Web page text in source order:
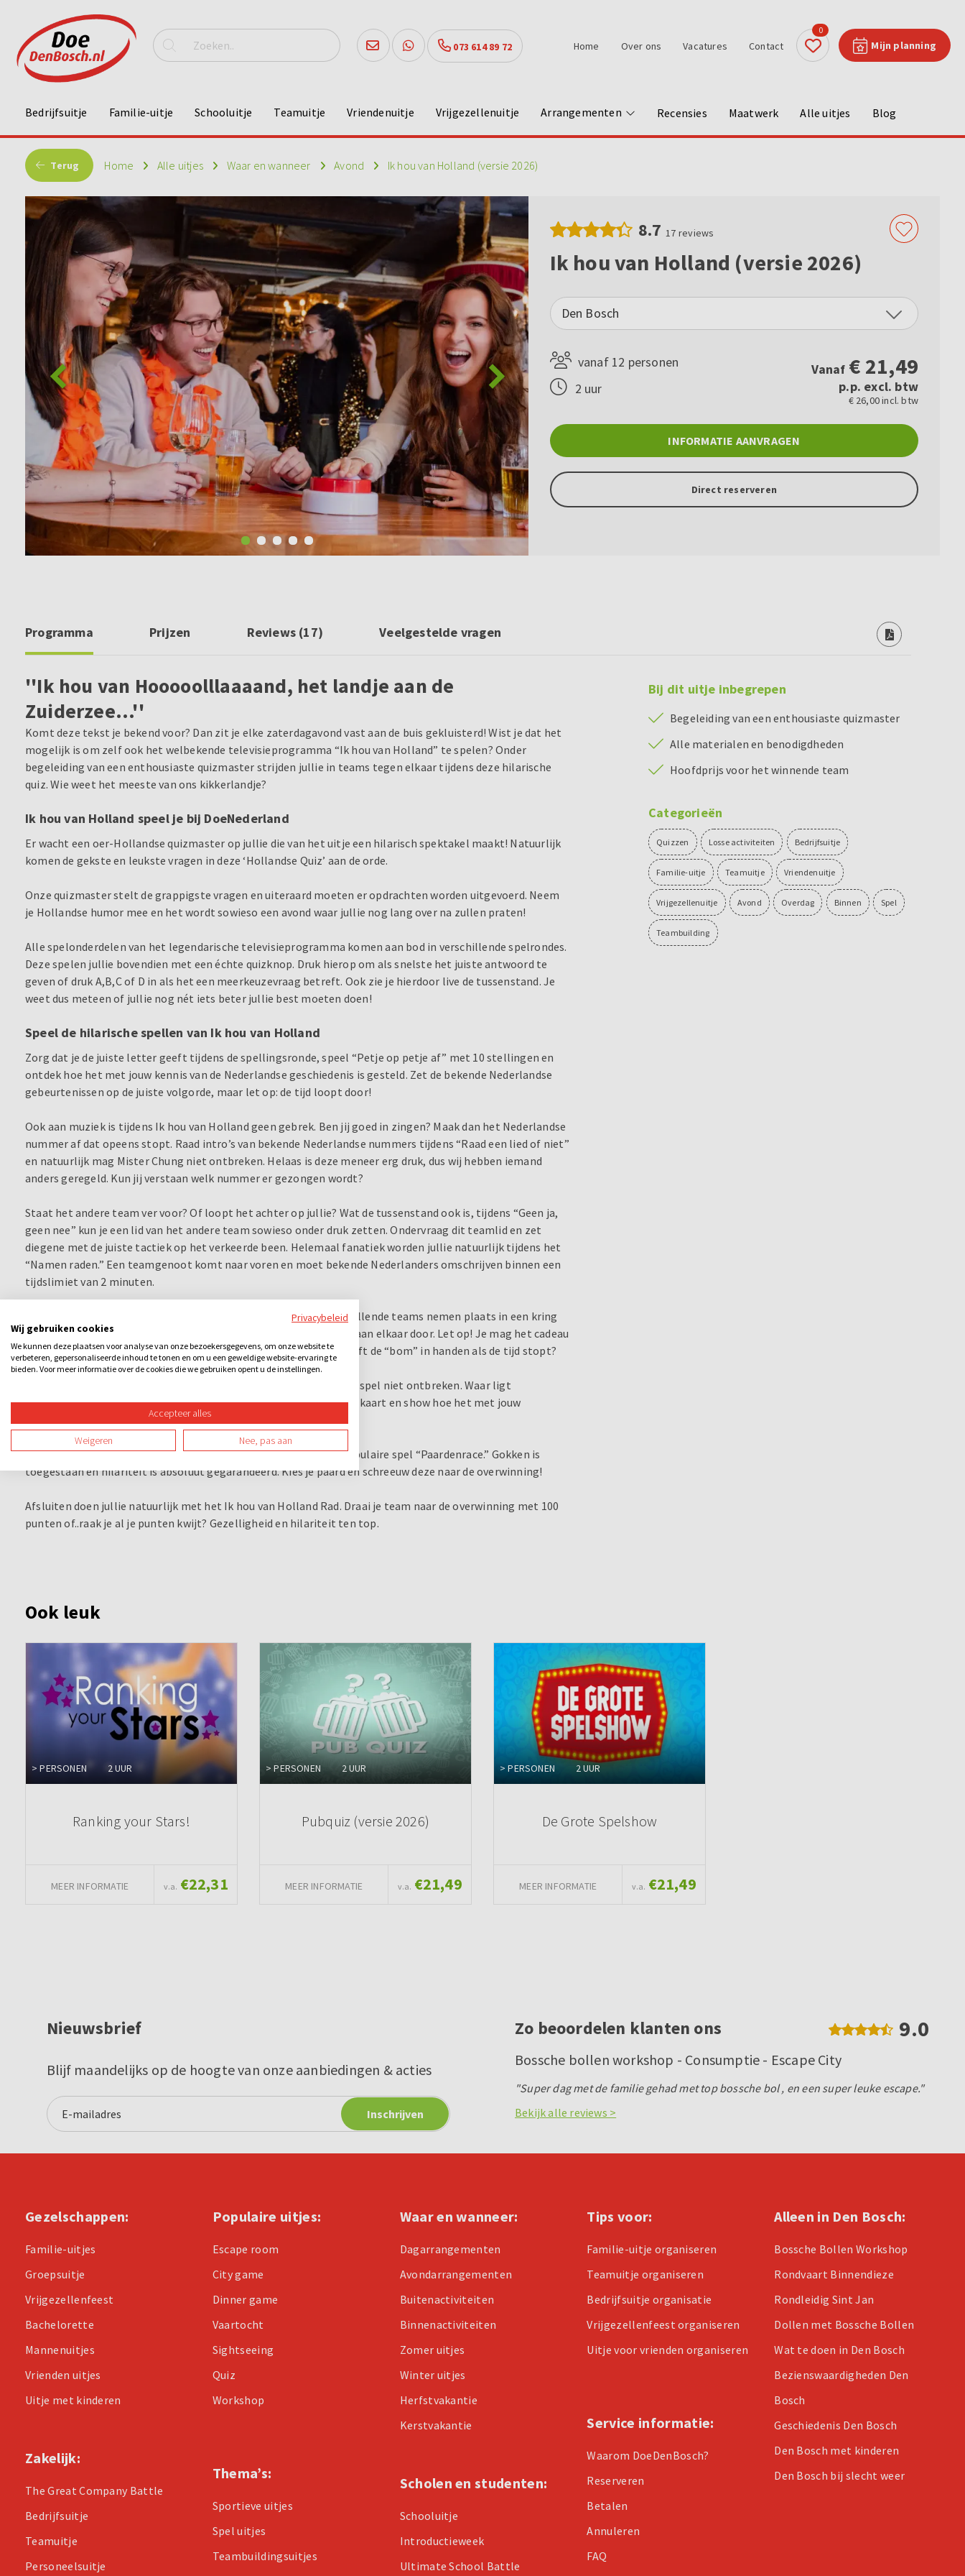
073 614 89 72 Mijn planning
0
Home Over ons Vacatures Contact
Bedrijfsuitje Familie-uitje Schooluitje Teamuitje Vriendenuitje Vrijgezellenuitje Arrangementen Recensies Maatwerk Alle uitjes Blog
Terug Home Alle uitjes Waar en wanneer Avond Ik hou van Holland (versie 2026)
8.7 17 reviews
Ik hou van Holland (versie 2026)
Den Bosch
vanaf 12 personen
2 uur
Vanaf € 21,49
p.p. excl. btw
€ 26,00 incl. btw
INFORMATIE AANVRAGEN
Direct reserveren
Programma Prijzen Reviews (17) Veelgestelde vragen
''Ik hou van Hooooolllaaaand, het landje aan de
Zuiderzee...''
Komt deze tekst je bekend voor? Dan zit je elke zaterdagavond vast aan de buis gekluisterd! Wist je dat het
mogelijk is om zelf ook het welbekende televisieprogramma “Ik hou van Holland” te spelen? Onder
begeleiding van een enthousiaste quizmaster strijden jullie in teams tegen elkaar tijdens deze hilarische
quiz. Wie weet het meeste van ons kikkerlandje?
Ik hou van Holland speel je bij DoeNederland
Er wacht een oer-Hollandse quizmaster op jullie die van het uitje een hilarisch spektakel maakt! Natuurlijk
komen de gekste en leukste vragen in deze ‘Hollandse Quiz’ aan de orde.
Onze quizmaster stelt de grappigste vragen en uiteraard moeten er opdrachten worden uitgevoerd. Neem
je Hollandse humor mee en het wordt sowieso een avond waar jullie nog lang over na zullen praten!
Alle spelonderdelen van het legendarische televisieprogramma komen aan bod in verschillende spelrondes.
Deze spelen jullie bovendien met een échte quizknop. Druk hierop om als snelste het juiste antwoord te
geven of druk A,B,C of D in als het een meerkeuzevraag betreft. Ook zie je hierdoor live de tussenstand. Je
weet dus meteen of jullie nog nét iets beter jullie best moeten doen!
Speel de hilarische spellen van Ik hou van Holland
Zorg dat je de juiste letter geeft tijdens de spellingsronde, speel “Petje op petje af” met 10 stellingen en
ontdek hoe het met jouw kennis van de Nederlandse geschiedenis is gesteld. Zet de bekende Nederlandse
gebeurtenissen op de juiste volgorde, maar let op: de tijd loopt door!
Ook aan muziek is tijdens Ik hou van Holland geen gebrek. Ben jij goed in zingen? Maak dan het Nederlandse
nummer af dat opeens stopt. Raad intro’s van bekende Nederlandse nummers tijdens “Raad een lied of niet”
en natuurlijk mag Mister Chung niet ontbreken. Helaas is deze meneer erg druk, dus wij hebben iemand
anders geregeld. Kun jij verstaan welk nummer er gezongen wordt?
Staat het andere team ver voor? Of loopt het achter op jullie? Wat de tussenstand ook is, tijdens “Geen ja,
geen nee” kun je een lid van het andere team sowieso onder druk zetten. Ondervraag dit teamlid en zet
diegene met de juiste tactiek op het verkeerde been. Helemaal fanatiek worden jullie natuurlijk tijdens het
“Namen raden.” Een teamgenoot komt naar voren en moet bekende Nederlanders omschrijven binnen een
tijdslimiet van 2 minuten.
En wat dacht je van het "Verjaardagsspel"? Deelnemers uit verschillende teams nemen plaats in een kring
en geven een verjaardagscadeau - dat een tikkende “bom” bevat - aan elkaar door. Let op! Je mag het cadeau
alleen doorgeven als je het juiste antwoord hebt gegeven. Wie heeft de “bom” in handen als de tijd stopt?
Natuurlijk mag het bekende kaaswerpen in ons Ik hou van Holland spel niet ontbreken. Waar ligt
Apeldoorn? Haarlem? Middelburg? Geef het aan met de kaas op de kaart en show hoe het met jouw
topografische kennis gesteld is.
Een uniek onderdeel tijdens deze hilarische quiz is het immens populaire spel “Paardenrace.” Gokken is
toegestaan en hilariteit is absoluut gegarandeerd. Kies je paard en schreeuw deze naar de overwinning!
Afsluiten doen jullie natuurlijk met het Ik hou van Holland Rad. Draai je team naar de overwinning met 100
punten of..raak je al je punten kwijt? Gezelligheid en hilariteit ten top.
Bij dit uitje inbegrepen
Begeleiding van een enthousiaste quizmaster
Alle materialen en benodigdheden
Hoofdprijs voor het winnende team
Categorieën
Quizzen Losse activiteiten Bedrijfsuitje
Familie-uitje Teamuitje Vriendenuitje
Vrijgezellenuitje Avond Overdag Binnen Spel
Teambuilding
Ook leuk
> PERSONEN 2 UUR
Ranking your Stars!
MEER INFORMATIE v.a. €22,31
> PERSONEN 2 UUR
Pubquiz (versie 2026)
MEER INFORMATIE v.a. €21,49
> PERSONEN 2 UUR
De Grote Spelshow
MEER INFORMATIE v.a. €21,49
Nieuwsbrief
Blijf maandelijks op de hoogte van onze aanbiedingen & acties
Zo beoordelen klanten ons 9.0
Bossche bollen workshop - Consumptie - Escape City
"Super dag met de familie gehad met top bossche bol , en een super leuke escape."
Bekijk alle reviews >
Gezelschappen:
Familie-uitjes
Groepsuitje
Vrijgezellenfeest
Bachelorette
Mannenuitjes
Vrienden uitjes
Uitje met kinderen
Zakelijk:
The Great Company Battle
Bedrijfsuitje
Teamuitje
Personeelsuitje
Populaire uitjes:
Escape room
City game
Dinner game
Vaartocht
Sightseeing
Quiz
Workshop
Thema’s:
Sportieve uitjes
Spel uitjes
Teambuildingsuitjes
Waar en wanneer:
Dagarrangementen
Avondarrangementen
Buitenactiviteiten
Binnenactiviteiten
Zomer uitjes
Winter uitjes
Herfstvakantie
Kerstvakantie
Scholen en studenten:
Schooluitje
Introductieweek
Ultimate School Battle
Tips voor:
Familie-uitje organiseren
Teamuitje organiseren
Bedrijfsuitje organisatie
Vrijgezellenfeest organiseren
Uitje voor vrienden organiseren
Service informatie:
Waarom DoeDenBosch?
Reserveren
Betalen
Annuleren
FAQ
Alleen in Den Bosch:
Bossche Bollen Workshop
Rondvaart Binnendieze
Rondleidig Sint Jan
Dollen met Bossche Bollen
Wat te doen in Den Bosch
Bezienswaardigheden Den
Bosch
Geschiedenis Den Bosch
Den Bosch met kinderen
Den Bosch bij slecht weer
Privacybeleid
Wij gebruiken cookies
We kunnen deze plaatsen voor analyse van onze bezoekersgegevens, om onze website te
verbeteren, gepersonaliseerde inhoud te tonen en om u een geweldige website-ervaring te
bieden. Voor meer informatie over de cookies die we gebruiken opent u de instellingen.
Accepteer alles
Weigeren Nee, pas aan